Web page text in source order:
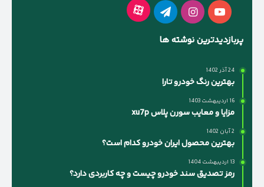
یوتیوباینستاگرام
تلگرام آپارات
پربازدیدترین نوشته ها
24 آذر 1402
بهترین رنگ خودرو تارا
16 اردیبهشت 1403
مزایا و معایب سورن پلاس xu7p
2 آبان 1402
بهترین محصول ایران خودرو کدام است؟
13 اردیبهشت 1404
رمز تصدیق سند خودرو چیست و چه کاربردی دارد؟